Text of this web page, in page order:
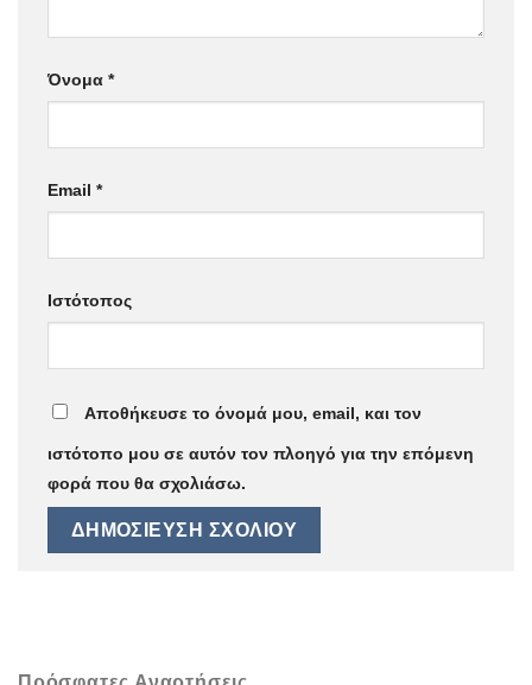
Όνομα *
Email *
Ιστότοπος
Αποθήκευσε το όνομά μου, email, και τον
ιστότοπο μου σε αυτόν τον πλοηγό για την επόμενη
φορά που θα σχολιάσω.